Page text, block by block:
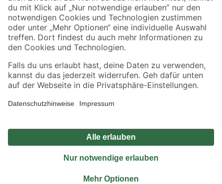
Jetzt die toom-App herunterladen
Alle Preisangaben in EUR inkl. gesetzl. MwSt.. Die dargestellten Angebote sind unter
Umständen nicht in allen Märkten verfügbar. Die angegebenen Verfügbarkeiten beziehen
Produkte nur solange der Vorrat reicht.
*Paketversand ab 59 € versandkostenfrei, gilt nicht für Artikel mit Speditionsversand, hier
Privatsphäre Impressum
Nutzungsbedingungen
Widerrufsrecht
Vertrag widerrufen
© 2026 toom Baumarkt GmbH